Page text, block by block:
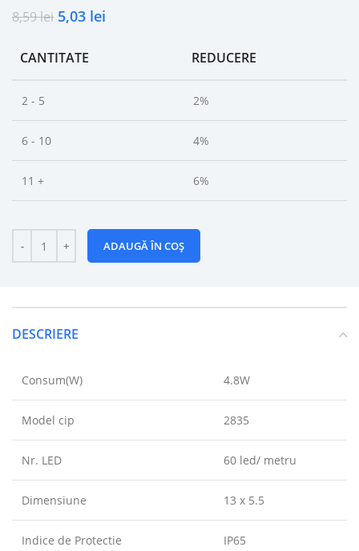
8,59lei 5,03 lei
CANTITATE REDUCERE
2 - 5 2%
6 - 10 4%
11 + 6%
ADAUGĂ ÎN COȘ
DESCRIERE
Consum(W) 4.8W
Model cip 2835
Nr. LED 60 led/ metru
Dimensiune 13 x 5.5
Indice de Protectie IP65